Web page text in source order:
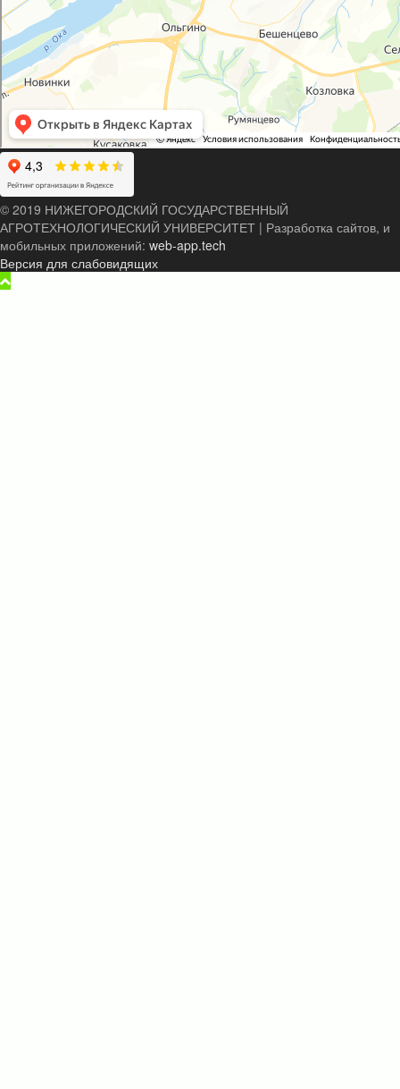
© 2019 НИЖЕГОРОДСКИЙ ГОСУДАРСТВЕННЫЙ
АГРОТЕХНОЛОГИЧЕСКИЙ УНИВЕРСИТЕТ | Разработка сайтов, и
мобильных приложений: web-app.tech
Версия для слабовидящих